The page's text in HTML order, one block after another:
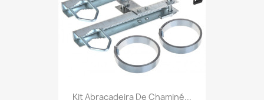
Kit Abraçadeira De Chaminé...